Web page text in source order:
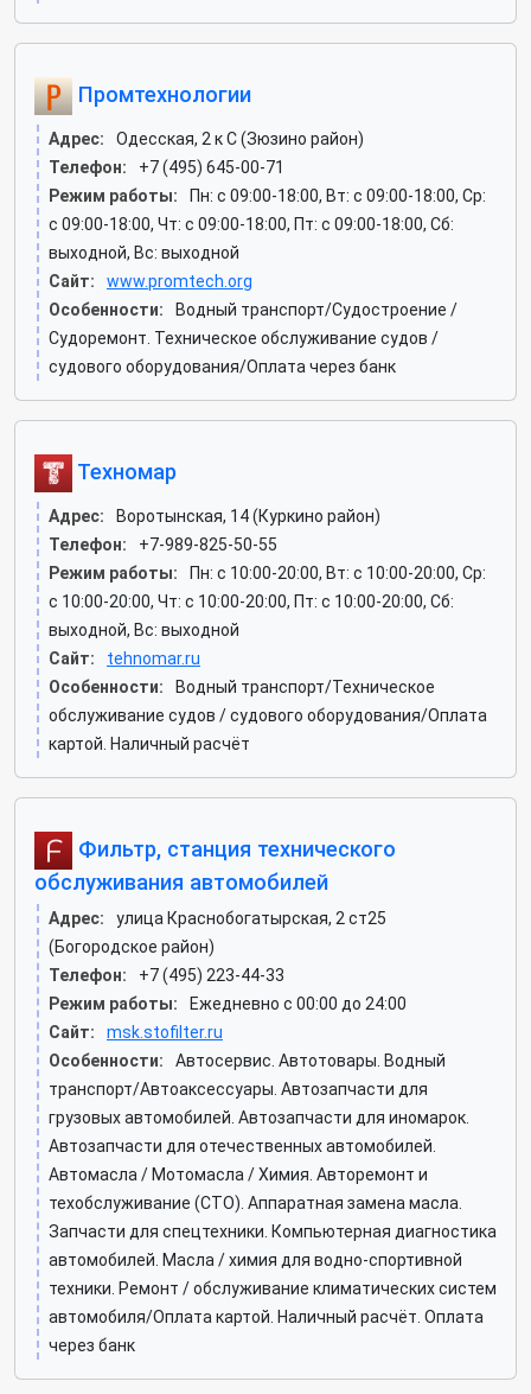
Промтехнологии
Адрес:
Одесская, 2 к C (Зюзино район)
Телефон:
+7 (495) 645-00-71
Режим работы:
Пн: c 09:00-18:00, Вт: c 09:00-18:00, Ср:
c 09:00-18:00, Чт: c 09:00-18:00, Пт: c 09:00-18:00, Сб:
выходной, Вс: выходной
Сайт:
www.promtech.org
Особенности:
Водный транспорт/Судостроение /
Судоремонт. Техническое обслуживание судов /
судового оборудования/Оплата через банк
Техномар
Адрес:
Воротынская, 14 (Куркино район)
Телефон:
+7-989-825-50-55
Режим работы:
Пн: c 10:00-20:00, Вт: c 10:00-20:00, Ср:
c 10:00-20:00, Чт: c 10:00-20:00, Пт: c 10:00-20:00, Сб:
выходной, Вс: выходной
Сайт:
tehnomar.ru
Особенности:
Водный транспорт/Техническое
обслуживание судов / судового оборудования/Оплата
картой. Наличный расчёт
Фильтр, станция технического
обслуживания автомобилей
Адрес:
улица Краснобогатырская, 2 ст25
(Богородское район)
Телефон:
+7 (495) 223-44-33
Режим работы:
Ежедневно с 00:00 до 24:00
Сайт:
msk.stofilter.ru
Особенности:
Автосервис. Автотовары. Водный
транспорт/Автоаксессуары. Автозапчасти для
грузовых автомобилей. Автозапчасти для иномарок.
Автозапчасти для отечественных автомобилей.
Автомасла / Мотомасла / Химия. Авторемонт и
техобслуживание (СТО). Аппаратная замена масла.
Запчасти для спецтехники. Компьютерная диагностика
автомобилей. Масла / химия для водно-спортивной
техники. Ремонт / обслуживание климатических систем
автомобиля/Оплата картой. Наличный расчёт. Оплата
через банк